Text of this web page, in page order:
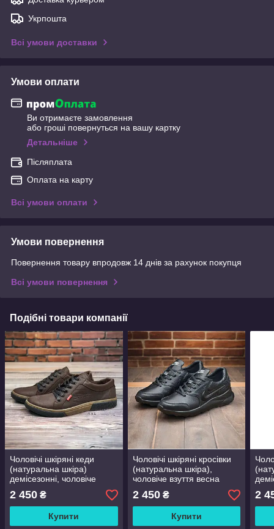
Укрпошта
Всі умови доставки
Умови оплати
Ви отримаєте замовлення
або гроші повернуться на вашу картку
Детальніше
Післяплата
Оплата на карту
Всі умови оплати
Умови повернення
Повернення товару впродовж 14 днів за рахунок покупця
Всі умови повернення
Подібні товари компанії
Чоловічі шкіряні кеди
(натуральна шкіра)
демісезонні, чоловіче
взуття весна осінь. Розмір:
40 41 42 43 44 45
2 450 ₴
Купити
Чоловічі шкіряні кросівки
(натуральна шкіра),
чоловіче взуття весна
кроси, розмір 40 41 42 43
44 45
2 450₴
Купити
2